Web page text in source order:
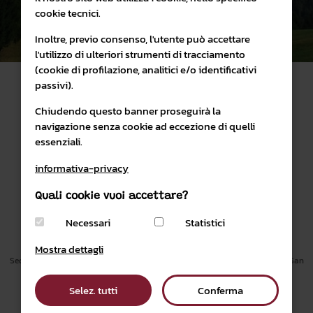
PRIVACY & COOKIES POLICY CONDIZIONI DI VENDITA
email:
visitatori@parcopan.org
Sede Amministrativa Villa Welsperg, località Castelpietra, 2 38054 Primiero San
Martino di Castrozza (TN)
0439 026289
P.IVA 01379620220 |CREDITI
cookie tecnici.
Inoltre, previo consenso, l'utente può accettare
l'utilizzo di ulteriori strumenti di tracciamento
(cookie di profilazione, analitici e/o identificativi
passivi).
Chiudendo questo banner proseguirà la
navigazione senza cookie ad eccezione di quelli
essenziali.
informativa-privacy
Quali cookie vuoi accettare?
Necessari
Statistici
Mostra dettagli
Selez. tutti Conferma